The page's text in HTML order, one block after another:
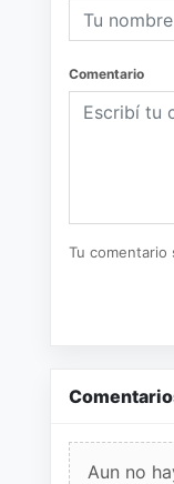
Comentario
Tu comentario
Aun no